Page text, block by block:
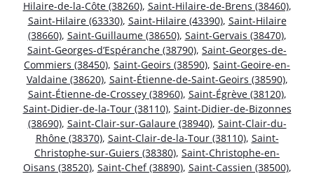
Hilaire-de-la-Côte (38260), Saint-Hilaire-de-Brens (38460),
Saint-Hilaire (63330), Saint-Hilaire (43390), Saint-Hilaire
(38660), Saint-Guillaume (38650), Saint-Gervais (38470),
Saint-Georges-d’Espéranche (38790), Saint-Georges-de-
Commiers (38450), Saint-Geoirs (38590), Saint-Geoire-en-
Valdaine (38620), Saint-Étienne-de-Saint-Geoirs (38590),
Saint-Étienne-de-Crossey (38960), Saint-Égrève (38120),
Saint-Didier-de-la-Tour (38110), Saint-Didier-de-Bizonnes
(38690), Saint-Clair-sur-Galaure (38940), Saint-Clair-du-
Rhône (38370), Saint-Clair-de-la-Tour (38110), Saint-
Christophe-sur-Guiers (38380), Saint-Christophe-en-
Oisans (38520), Saint-Chef (38890), Saint-Cassien (38500),